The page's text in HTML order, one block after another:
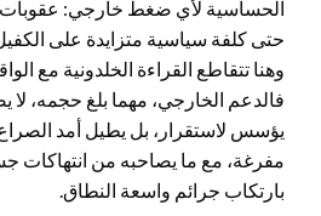
الحساسية لأي ضغط خارجي: عقوبات،
حتى كلفة سياسية متزايدة على
وهنا تتقاطع القراءة الخلدونية مع
فالدعم الخارجي، مهما بلغ حجمه، لا
يؤسس لاستقرار، بل يطيل أمد
مفرغة، مع ما يصاحبه من انتهاكات
بارتكاب جرائم واسعة النطاق.